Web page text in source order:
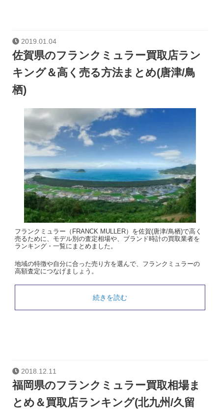
2019.01.04
佐賀県のフランクミュラー買取店ラン
キング＆高く売る方法まとめ(唐津/鳥
栖)
フランクミュラー（FRANCK MULLER）を佐賀(唐津/鳥栖)で高く
売るために、モデル別の査定相場や、ブランド時計の買取業者を
ランキング・一覧にまとめました。
地域の特徴や自分に合った売り方を選んで、フランクミュラーの
高額査定につなげましょう。
続きを読む
2018.12.11
福岡県のフランクミュラー買取相場ま
とめ＆買取店ランキング(北九州/久留